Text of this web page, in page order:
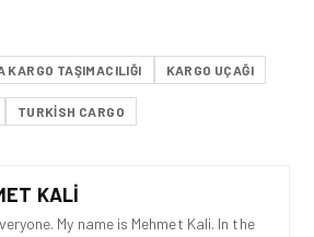
KARGO TAŞIMACILIĞI KARGO UÇAĞI
TURKISH CARGO
KALI
My name is Mehmet Kali. In the